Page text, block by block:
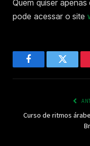
Quem quiser
pode acessar o site
FacebookTwitter
Curso de ritmos